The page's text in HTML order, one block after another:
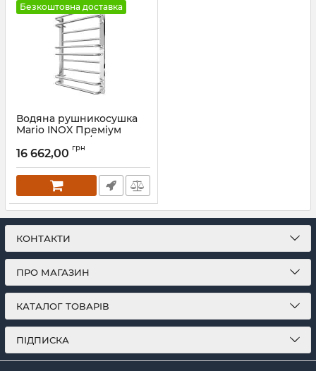
Безкоштовна доставка
Водяна рушникосушка
Mario INOX Преміум
Люкс 770х540/500 графіт
Артикул:1.7.044600.P-GR
16 662,00 грн
КОНТАКТИ
ПРО МАГАЗИН
КАТАЛОГ ТОВАРІВ
ПІДПИСКА